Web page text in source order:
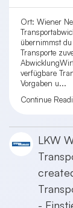
Ort: Wiener
übernimmst
Transporte
verfügbare
Vorgaben u...
Continue
LKW
-